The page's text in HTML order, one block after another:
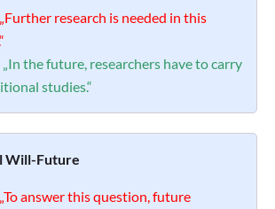
„Further research is needed in this
„In the future, researchers have to carry
studies.“
Will-Future
„To answer this question, future